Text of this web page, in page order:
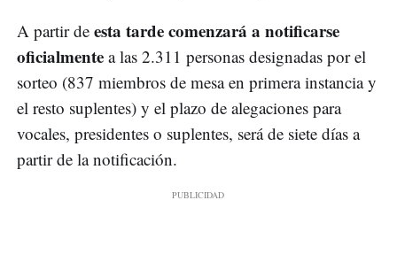
A partir de esta tarde comenzará a notificarse
oficialmente a las 2.311 personas designadas por el
sorteo (837 miembros de mesa en primera instancia y
el resto suplentes) y el plazo de alegaciones para
vocales, presidentes o suplentes, será de siete días a
partir de la notificación.